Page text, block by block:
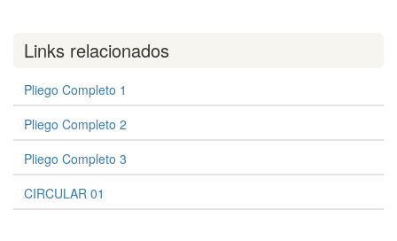
Links relacionados
Pliego Completo 1
Pliego Completo 2
Pliego Completo 3
CIRCULAR 01